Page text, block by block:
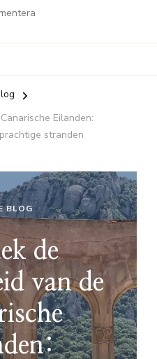
Eilanden:
stranden
BLOG
de
van de